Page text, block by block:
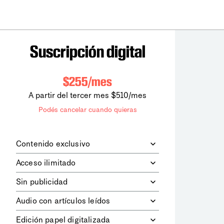
Suscripción digital
$255/mes
A partir del tercer mes $510/mes
Podés cancelar cuando quieras
Contenido exclusivo
digitales dela diaria
los contenidos de Le Monde
diplomatique.
Acceso ilimitado
contenidos.
Sin publicidad
publicitarios.
Audio con artículos leídos
Edición papel digitalizada